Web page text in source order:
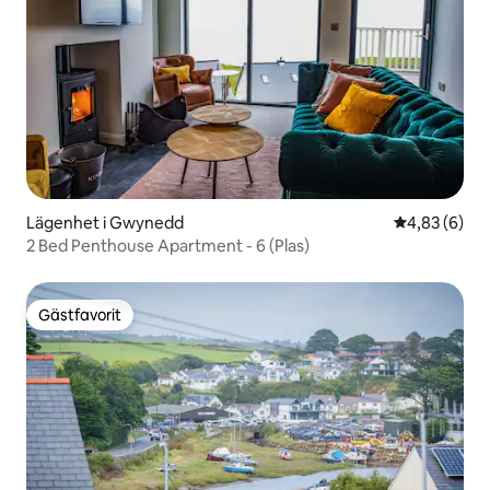
Lägenhet i Gwynedd 4,83 av 5 i
4,83 (6)
2 Bed Penthouse Apartment - 6 (Plas)
Gästfavorit
Gästfavorit